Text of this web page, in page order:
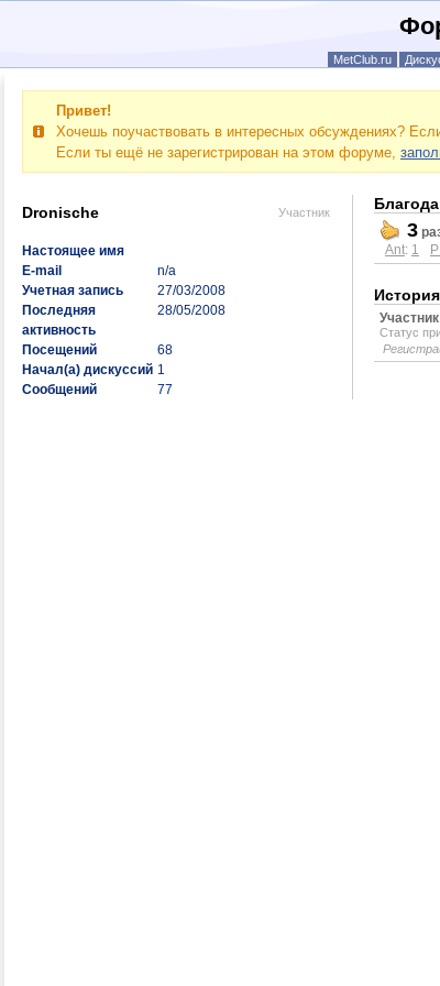
MetClub.ru
Привет!
Хочешь поучаствовать в интересных обсуждениях?
Если ты ещё не зарегистрирован на этом форуме,
Dronische Участник
Настоящее имя
E-mail
n/a
Учетная запись
27/03/2008
Последняя
активность
28/05/2008
Посещений
68
Начал(а) дискуссий 1
Сообщений
77
3
Ant: 1
Участник
Статус